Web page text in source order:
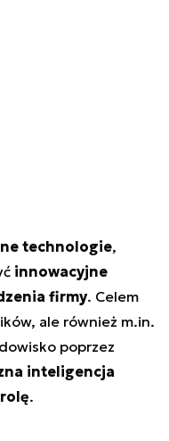
technologie,
innowacyjne
firmy. Celem
ale również m.in.
poprzez
inteligencja
.